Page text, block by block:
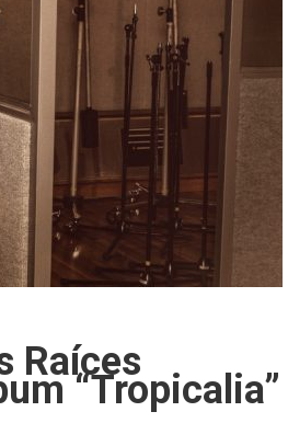
Raíces
“Tropicalia”